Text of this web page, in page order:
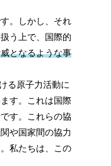
。しかし、それ
う上で、国際的
となるような事
る原子力活動に
す。これは国際
す。これらの協
や国家間の協力
私たちは、この